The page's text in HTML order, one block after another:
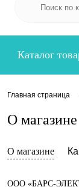
Каталог
Главная страница
О магазине
О магазине
ООО «БАРС-